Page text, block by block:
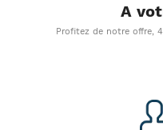
A
Profitez de notre offre,